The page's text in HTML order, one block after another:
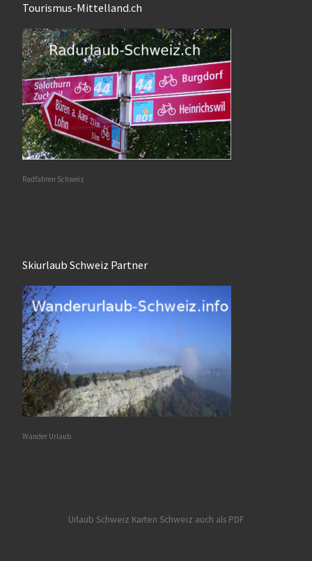
Tourismus-Mittelland.ch
Radfahren Schweiz
Skiurlaub Schweiz Partner
Wander Urlaub
Urlaub Schweiz Karten Schweiz auch als PDF